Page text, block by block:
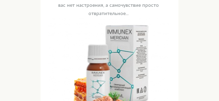
вас нет настроения, а самочувствие просто
отвратительное...